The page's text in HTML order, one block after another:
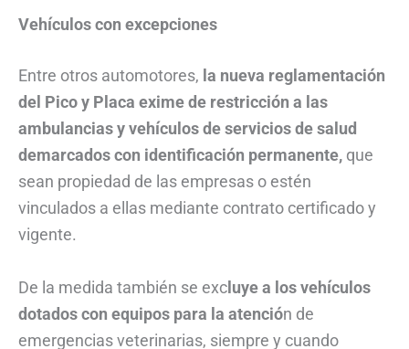
Vehículos con excepciones
Entre otros automotores, la nueva reglamentación
del Pico y Placa exime de restricción a las
ambulancias y vehículos de servicios de salud
demarcados con identificación permanente, que
sean propiedad de las empresas o estén
vinculados a ellas mediante contrato certificado y
vigente.
De la medida también se exc luye a los vehículos
dotados con equipos para la atención de
emergencias veterinarias, siempre y cuando